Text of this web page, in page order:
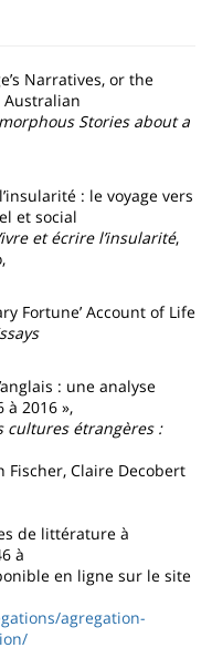
Narratives, or the
Australian
Stories about a
: le voyage vers
et social
et écrire l’insularité,
Fortune’ Account of Life
: une analyse
2016 »,
cultures étrangères :
Fischer, Claire Decobert
de littérature à
à
en ligne sur le site
agregation-